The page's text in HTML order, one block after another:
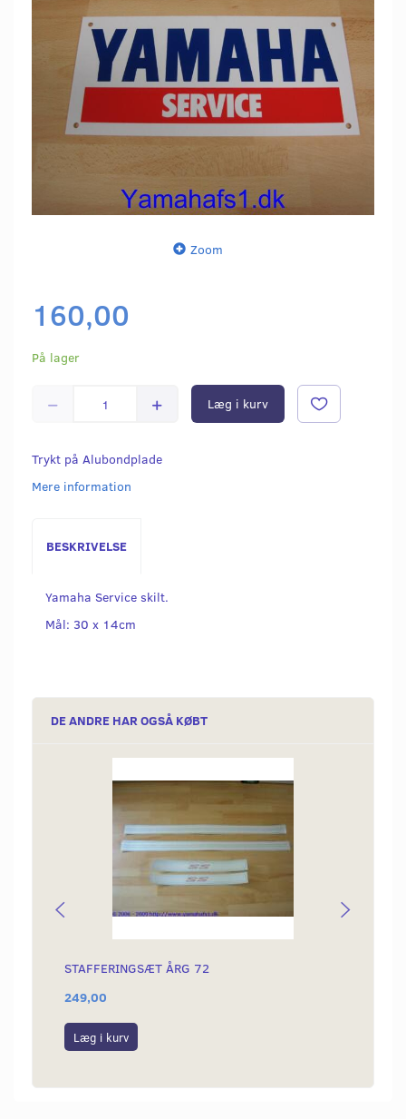
Zoom
160,00
På lager
Læg i kurv
Trykt på Alubondplade
Mere information
BESKRIVELSE
Yamaha Service skilt.
Mål: 30 x 14cm
DE ANDRE HAR OGSÅ KØBT
STAFFERINGSÆT ÅRG 72
249,00
Læg i kurv